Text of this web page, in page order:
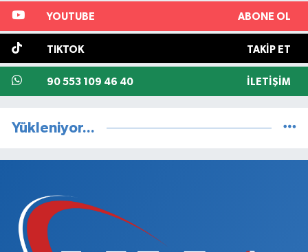
YOUTUBE ABONE OL
TIKTOK TAKIP ET
90 553 109 46 40 İLETIŞIM
Yükleniyor...